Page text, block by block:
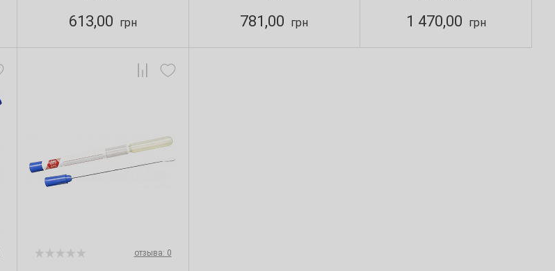
613,00 грн 781,00 грн 1 470,00 грн
отзыва: 0